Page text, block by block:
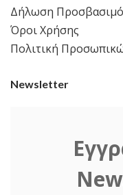
Δήλωση
Όροι Χρήσης
Πολιτική
Newsletter